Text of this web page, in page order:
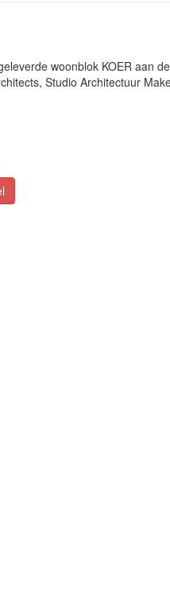
woonblok KOER aan
Studio Architectuur